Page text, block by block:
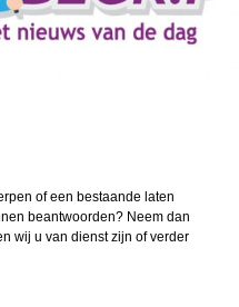
of een bestaande laten
beantwoorden? Neem dan
wij u van dienst zijn of verder